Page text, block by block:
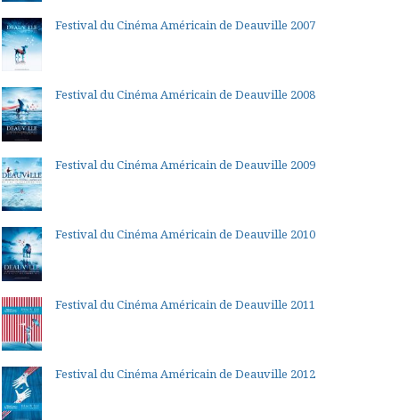
Festival du Cinéma Américain de Deauville 2007
Festival du Cinéma Américain de Deauville 2008
Festival du Cinéma Américain de Deauville 2009
Festival du Cinéma Américain de Deauville 2010
Festival du Cinéma Américain de Deauville 2011
Festival du Cinéma Américain de Deauville 2012